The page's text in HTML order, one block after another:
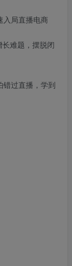
入局直播电商
长难题，摆脱闭
错过直播，学到